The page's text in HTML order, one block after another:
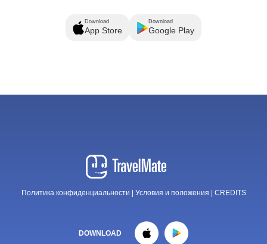
Download
App Store
Download
Google Play
Политика конфиденциальности Условия и положения CREDITS
DOWNLOAD